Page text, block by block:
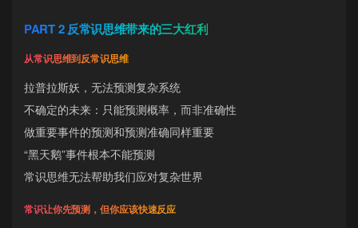
PART 2 反常识思维带来的三大红利
从常识思维到反常识思维
拉普拉斯妖，无法预测复杂系统
不确定的未来：只能预测概率，而非准确性
做重要事件的预测和预测准确同样重要
“黑天鹅”事件根本不能预测
常识思维无法帮助我们应对复杂世界
常识让你先预测，但你应该快速反应